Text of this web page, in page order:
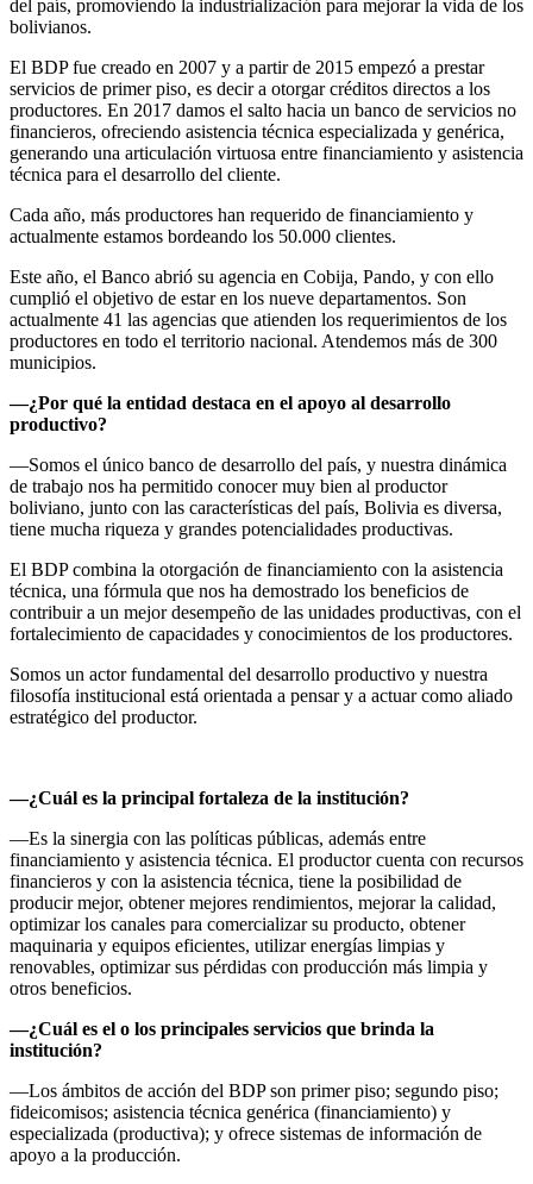
del país, promoviendo la industrialización para mejorar la vida de los
bolivianos.
El BDP fue creado en 2007 y a partir de 2015 empezó a prestar
servicios de primer piso, es decir a otorgar créditos directos a los
productores. En 2017 damos el salto hacia un banco de servicios no
financieros, ofreciendo asistencia técnica especializada y genérica,
generando una articulación virtuosa entre financiamiento y asistencia
técnica para el desarrollo del cliente.
Cada año, más productores han requerido de financiamiento y
actualmente estamos bordeando los 50.000 clientes.
Este año, el Banco abrió su agencia en Cobija, Pando, y con ello
cumplió el objetivo de estar en los nueve departamentos. Son
actualmente 41 las agencias que atienden los requerimientos de los
productores en todo el territorio nacional. Atendemos más de 300
municipios.
—¿Por qué la entidad destaca en el apoyo al desarrollo
productivo?
—Somos el único banco de desarrollo del país, y nuestra dinámica
de trabajo nos ha permitido conocer muy bien al productor
boliviano, junto con las características del país, Bolivia es diversa,
tiene mucha riqueza y grandes potencialidades productivas.
El BDP combina la otorgación de financiamiento con la asistencia
técnica, una fórmula que nos ha demostrado los beneficios de
contribuir a un mejor desempeño de las unidades productivas, con el
fortalecimiento de capacidades y conocimientos de los productores.
Somos un actor fundamental del desarrollo productivo y nuestra
filosofía institucional está orientada a pensar y a actuar como aliado
estratégico del productor.
—¿Cuál es la principal fortaleza de la institución?
—Es la sinergia con las políticas públicas, además entre
financiamiento y asistencia técnica. El productor cuenta con recursos
financieros y con la asistencia técnica, tiene la posibilidad de
producir mejor, obtener mejores rendimientos, mejorar la calidad,
optimizar los canales para comercializar su producto, obtener
maquinaria y equipos eficientes, utilizar energías limpias y
renovables, optimizar sus pérdidas con producción más limpia y
otros beneficios.
—¿Cuál es el o los principales servicios que brinda la
institución?
—Los ámbitos de acción del BDP son primer piso; segundo piso;
fideicomisos; asistencia técnica genérica (financiamiento) y
especializada (productiva); y ofrece sistemas de información de
apoyo a la producción.